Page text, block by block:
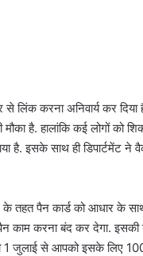
से लिंक करना अनिवार्य कर
है. हालांकि कई लोगों को
है. इसके साथ ही डिपार्टमेंट ने
तहत पैन कार्ड को आधार के
करना बंद कर देगा. इसकी
जुलाई से आपको इसके लिए